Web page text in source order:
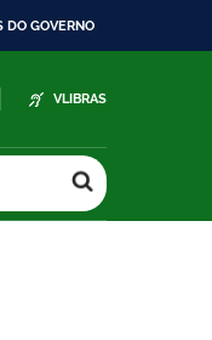
DO GOVERNO
VLIBRAS